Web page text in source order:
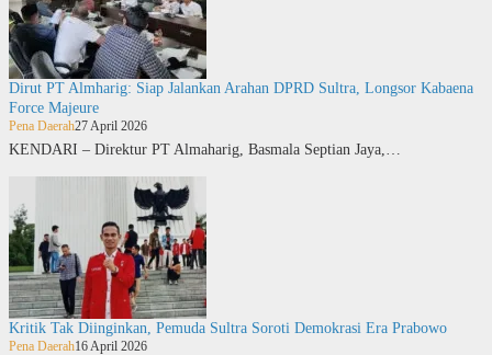
Dirut PT Almharig: Siap Jalankan Arahan DPRD Sultra, Longsor Kabaena
Force Majeure
Pena Daerah27 April 2026
KENDARI – Direktur PT Almaharig, Basmala Septian Jaya,…
Kritik Tak Diinginkan, Pemuda Sultra Soroti Demokrasi Era Prabowo
Pena Daerah16 April 2026